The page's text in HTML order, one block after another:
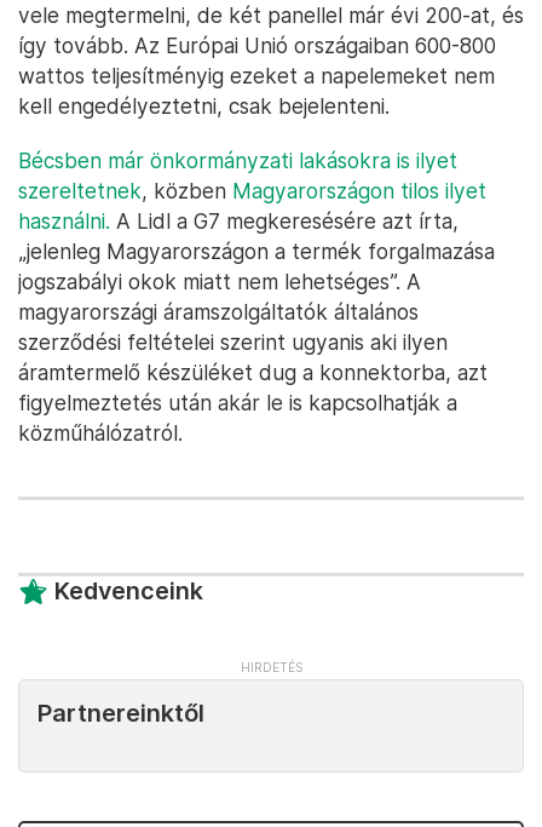
vele megtermelni, de két panellel már évi 200-at, és
így tovább. Az Európai Unió országaiban 600-800
wattos teljesítményig ezeket a napelemeket nem
kell engedélyeztetni, csak bejelenteni.
Bécsben már önkormányzati lakásokra is ilyet
szereltetnek, közben Magyarországon tilos ilyet
használni. A Lidl a G7 megkeresésére azt írta,
„jelenleg Magyarországon a termék forgalmazása
jogszabályi okok miatt nem lehetséges”. A
magyarországi áramszolgáltatók általános
szerződési feltételei szerint ugyanis aki ilyen
áramtermelő készüléket dug a konnektorba, azt
figyelmeztetés után akár le is kapcsolhatják a
közműhálózatról.
Kedvenceink
Partnereinktől